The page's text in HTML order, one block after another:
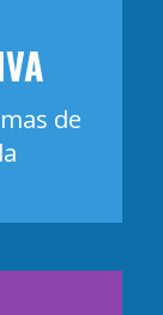
de